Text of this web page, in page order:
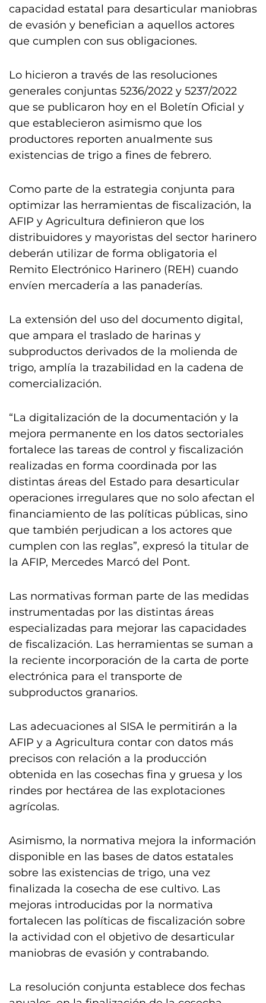
capacidad estatal para desarticular maniobras
de evasión y benefician a aquellos actores
que cumplen con sus obligaciones.
Lo hicieron a través de las resoluciones
generales conjuntas 5236/2022 y 5237/2022
que se publicaron hoy en el Boletín Oficial y
que establecieron asimismo que los
productores reporten anualmente sus
existencias de trigo a fines de febrero.
Como parte de la estrategia conjunta para
optimizar las herramientas de fiscalización, la
AFIP y Agricultura definieron que los
distribuidores y mayoristas del sector harinero
deberán utilizar de forma obligatoria el
Remito Electrónico Harinero (REH) cuando
envíen mercadería a las panaderías.
La extensión del uso del documento digital,
que ampara el traslado de harinas y
subproductos derivados de la molienda de
trigo, amplía la trazabilidad en la cadena de
comercialización.
“La digitalización de la documentación y la
mejora permanente en los datos sectoriales
fortalece las tareas de control y fiscalización
realizadas en forma coordinada por las
distintas áreas del Estado para desarticular
operaciones irregulares que no solo afectan el
financiamiento de las políticas públicas, sino
que también perjudican a los actores que
cumplen con las reglas”, expresó la titular de
la AFIP, Mercedes Marcó del Pont.
Las normativas forman parte de las medidas
instrumentadas por las distintas áreas
especializadas para mejorar las capacidades
de fiscalización. Las herramientas se suman a
la reciente incorporación de la carta de porte
electrónica para el transporte de
subproductos granarios.
Las adecuaciones al SISA le permitirán a la
AFIP y a Agricultura contar con datos más
precisos con relación a la producción
obtenida en las cosechas fina y gruesa y los
rindes por hectárea de las explotaciones
agrícolas.
Asimismo, la normativa mejora la información
disponible en las bases de datos estatales
sobre las existencias de trigo, una vez
finalizada la cosecha de ese cultivo. Las
mejoras introducidas por la normativa
fortalecen las políticas de fiscalización sobre
la actividad con el objetivo de desarticular
maniobras de evasión y contrabando.
La resolución conjunta establece dos fechas